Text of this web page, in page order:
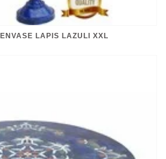
LAPIS LAZULI XXL